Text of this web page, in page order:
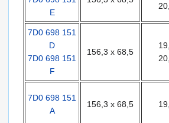
E
7D0 698 151
D
7D0 698 151
F
156,3 x 68,5
7D0 698 151
A
156,3 x 68,5